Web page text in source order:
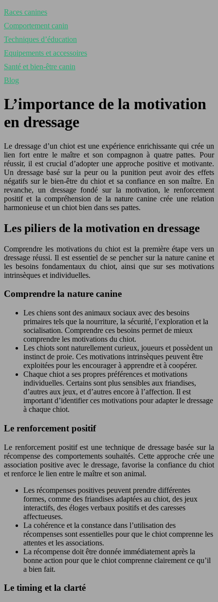
Races canines
Comportement canin
Techniques d’éducation
Equipements et accessoires
Santé et bien-être canin
Blog
L’importance de la motivation
en dressage
Le dressage d’un chiot est une expérience enrichissante qui crée un
lien fort entre le maître et son compagnon à quatre pattes. Pour
réussir, il est crucial d’adopter une approche positive et motivante.
Un dressage basé sur la peur ou la punition peut avoir des effets
négatifs sur le bien-être du chiot et sa confiance en son maître. En
revanche, un dressage fondé sur la motivation, le renforcement
positif et la compréhension de la nature canine crée une relation
harmonieuse et un chiot bien dans ses pattes.
Les piliers de la motivation en dressage
Comprendre les motivations du chiot est la première étape vers un
dressage réussi. Il est essentiel de se pencher sur la nature canine et
les besoins fondamentaux du chiot, ainsi que sur ses motivations
intrinsèques et individuelles.
Comprendre la nature canine
Les chiens sont des animaux sociaux avec des besoins
primaires tels que la nourriture, la sécurité, l’exploration et la
socialisation. Comprendre ces besoins permet de mieux
comprendre les motivations du chiot.
Les chiots sont naturellement curieux, joueurs et possèdent un
instinct de proie. Ces motivations intrinsèques peuvent être
exploitées pour les encourager à apprendre et à coopérer.
Chaque chiot a ses propres préférences et motivations
individuelles. Certains sont plus sensibles aux friandises,
d’autres aux jeux, et d’autres encore à l’affection. Il est
important d’identifier ces motivations pour adapter le dressage
à chaque chiot.
Le renforcement positif
Le renforcement positif est une technique de dressage basée sur la
récompense des comportements souhaités. Cette approche crée une
association positive avec le dressage, favorise la confiance du chiot
et renforce le lien entre le maître et son animal.
Les récompenses positives peuvent prendre différentes
formes, comme des friandises adaptées au chiot, des jeux
interactifs, des éloges verbaux positifs et des caresses
affectueuses.
La cohérence et la constance dans l’utilisation des
récompenses sont essentielles pour que le chiot comprenne les
attentes et les associations.
La récompense doit être donnée immédiatement après la
bonne action pour que le chiot comprenne clairement ce qu’il
a bien fait.
Le timing et la clarté